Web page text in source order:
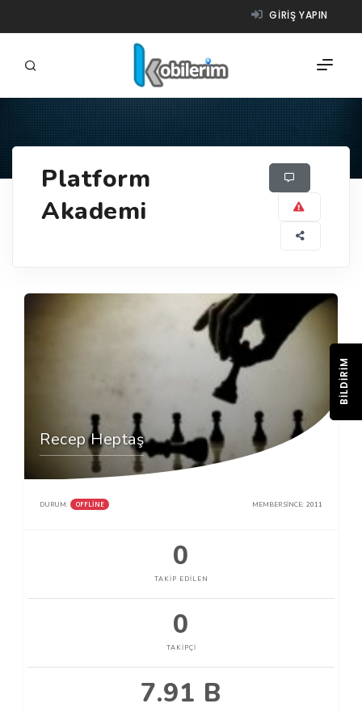
GIRIŞ YAPIN
ÜRÜNLER
Platform
Akademi
Recep Heptaş
DURUM: OFFLINE MEMBER SINCE: 2011
0
TAKIP EDILEN
0
TAKIPÇI
7.91 B
BILDIRIM